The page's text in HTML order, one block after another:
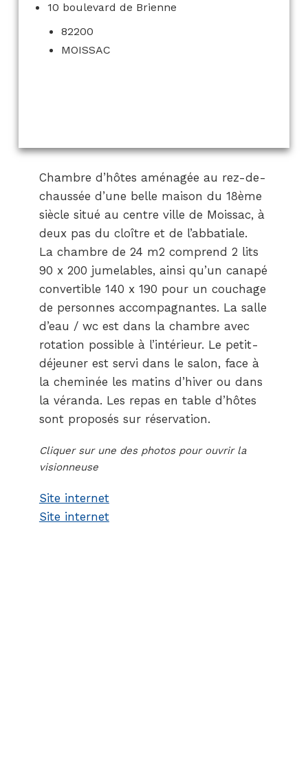
10 boulevard de Brienne
82200
MOISSAC
Chambre d’hôtes aménagée au rez-de-
chaussée d’une belle maison du 18ème
siècle situé au centre ville de Moissac, à
deux pas du cloître et de l’abbatiale.
La chambre de 24 m2 comprend 2 lits
90 x 200 jumelables, ainsi qu’un canapé
convertible 140 x 190 pour un couchage
de personnes accompagnantes. La salle
d’eau / wc est dans la chambre avec
rotation possible à l’intérieur. Le petit-
déjeuner est servi dans le salon, face à
la cheminée les matins d’hiver ou dans
la véranda. Les repas en table d’hôtes
sont proposés sur réservation.
Cliquer sur une des photos pour ouvrir la
visionneuse
Site internet
Site internet